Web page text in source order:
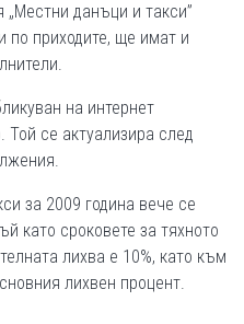
„Местни данъци и такси”
по приходите, ще имат и
на интернет
Той се актуализира след
за 2009 година вече се
като сроковете за тяхното
лихва е 10%, като към
лихвен процент.